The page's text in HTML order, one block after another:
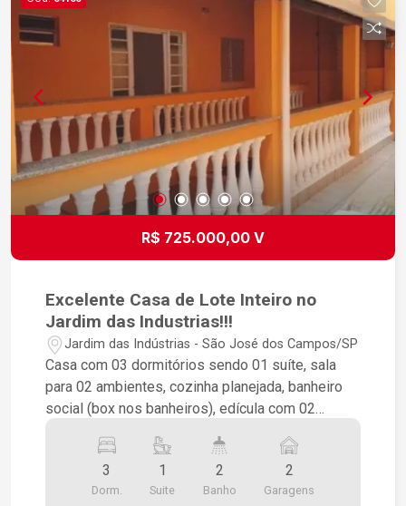
hóspedes ou home office). Lazer: Espaço
gourmet com churrasqueira para os momentos
em família. Diferencial: Corredores laterais em
ambos os lados, garantindo ventilação e
iluminação natural. Vagas: Garagem para até 4
carros. Localização Privilegiada: Ao lado da área
verde, próximo às melhores escolas e comércios
do bairro, em uma rua tranquila e sem fluxo de
veículos. Segurança, espaço e tranquilidade em
um só lugar.
R$ 725.000,00 V
Excelente Casa de Lote Inteiro no
Jardim das Industrias!!!
Jardim das Indústrias - São José dos Campos/SP
Casa com 03 dormitórios sendo 01 suíte, sala
para 02 ambientes, cozinha planejada, banheiro
social (box nos banheiros), edícula com 02
com portão automático e churrasqueira.
3
Dorm.
1
Suite
2
Banho
2
Garagens